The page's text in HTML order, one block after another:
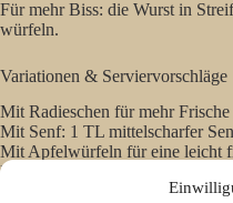
Für mehr Biss: die Wurst in
würfeln.
Variationen & Serviervorschläge
Mit Radieschen für mehr
Mit Senf: 1 TL mittelscharfer
Mit Apfelwürfeln für eine leicht
Note.
Mit roten Zwiebeln eingelegt